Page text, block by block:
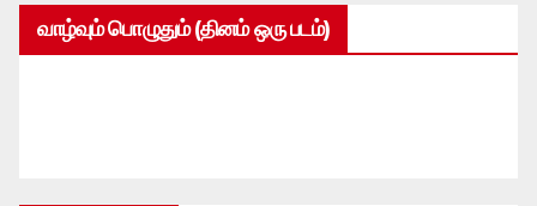
வாழ்வும் பொழுதும் (தினம் ஒரு படம்)